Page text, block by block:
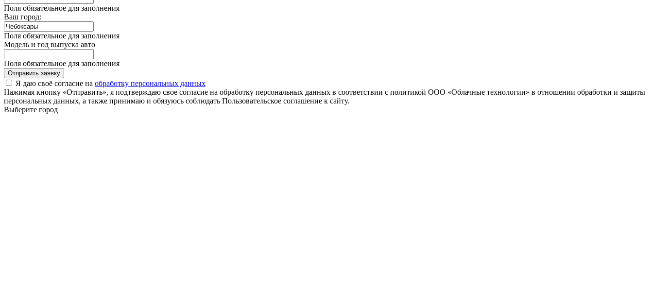
Поля обязательное для заполнения
Ваш город:
Поля обязательное для заполнения
Модель и год выпуска авто
Поля обязательное для заполнения
Отправить заявку
Я даю своё согласие на обработку персональных данных
Нажимая кнопку «Отправить», я подтверждаю свое согласие на обработку персональных данных в соответствии с политикой ООО «Облачные технологии» в отношении обработки и защиты
персональных данных, а также принимаю и обязуюсь соблюдать Пользовательское соглашение к сайту.
Выберите город